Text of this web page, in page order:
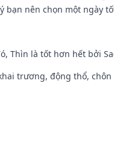
bạn nên chọn một ngày
Thìn là tốt hơn hết bởi
trương, động thổ,